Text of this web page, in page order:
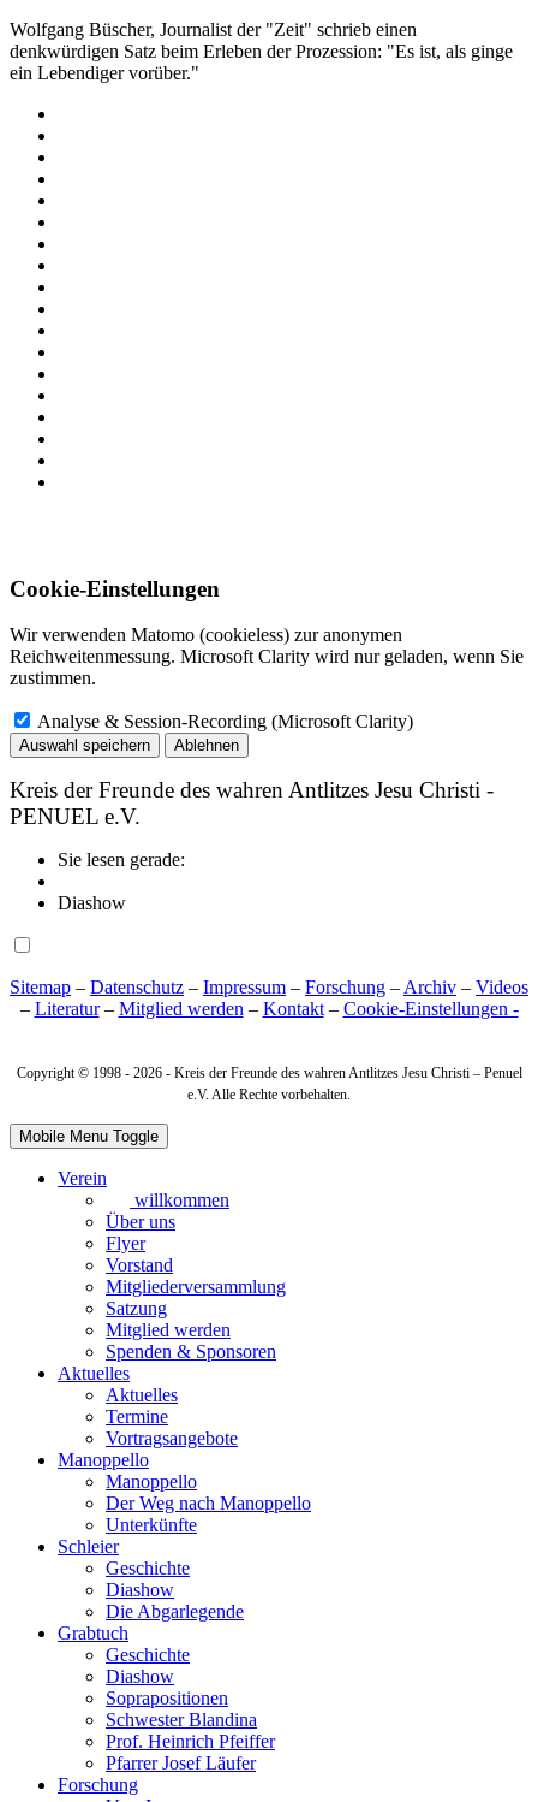
Wolfgang Büscher, Journalist der "Zeit" schrieb einen
denkwürdigen Satz beim Erleben der Prozession: "Es ist, als ginge
ein Lebendiger vorüber."
Cookie-Einstellungen
Wir verwenden Matomo (cookieless) zur anonymen
Reichweitenmessung. Microsoft Clarity wird nur geladen, wenn Sie
zustimmen.
Analyse & Session-Recording (Microsoft Clarity)
Auswahl speichern Ablehnen
Kreis der Freunde des wahren Antlitzes Jesu Christi -
PENUEL e.V.
Sie lesen gerade:
Diashow
Sitemap – Datenschutz – Impressum – Forschung – Archiv – Videos
– Literatur– Mitglied werden – Kontakt– Cookie‑Einstellungen -
Copyright © 1998 - 2026 - Kreis der Freunde des wahren Antlitzes Jesu Christi – Penuel
e.V. Alle Rechte vorbehalten.
Mobile Menu Toggle
Verein
willkommen
Über uns
Flyer
Vorstand
Mitgliederversammlung
Satzung
Mitglied werden
Spenden & Sponsoren
Aktuelles
Aktuelles
Termine
Vortragsangebote
Manoppello
Manoppello
Der Weg nach Manoppello
Unterkünfte
Schleier
Geschichte
Diashow
Die Abgarlegende
Grabtuch
Geschichte
Diashow
Soprapositionen
Schwester Blandina
Prof. Heinrich Pfeiffer
Pfarrer Josef Läufer
Forschung